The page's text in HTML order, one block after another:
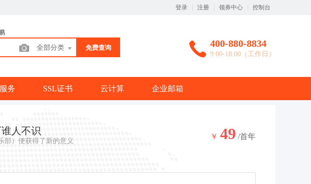
登录 注册 领券中心 控制台
全部分类 免费查询 400-880-8834
9:00-18:00（工作日）
务 SSL证书 云计算 企业邮箱
人不识
部）便获得了新的意义
￥ 49 /首年